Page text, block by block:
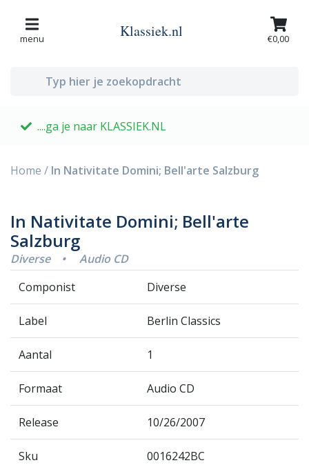
menu Klassiek.nl €0,00
....ga je naar KLASSIEK.NL
Home / In Nativitate Domini; Bell'arte Salzburg
In Nativitate Domini; Bell'arte
Salzburg
Diverse •
Audio CD
Componist
Diverse
Label Berlin Classics
Aantal 1
Formaat Audio CD
Release 10/26/2007
Sku 0016242BC